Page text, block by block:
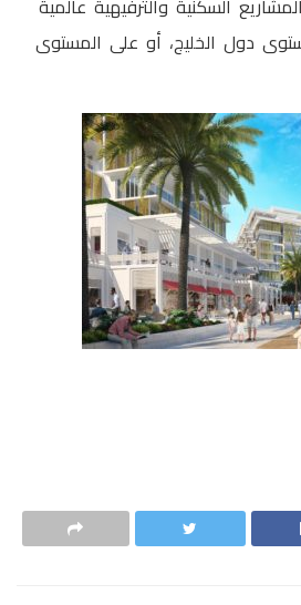
السكنية والترفيهية عالمية
دول الخليج، أو على المستوى